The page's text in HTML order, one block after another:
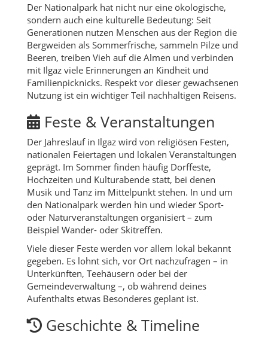
Der Nationalpark hat nicht nur eine ökologische,
sondern auch eine kulturelle Bedeutung: Seit
Generationen nutzen Menschen aus der Region die
Bergweiden als Sommerfrische, sammeln Pilze und
Beeren, treiben Vieh auf die Almen und verbinden
mit Ilgaz viele Erinnerungen an Kindheit und
Familienpicknicks. Respekt vor dieser gewachsenen
Nutzung ist ein wichtiger Teil nachhaltigen Reisens.
Feste & Veranstaltungen
Der Jahreslauf in Ilgaz wird von religiösen Festen,
nationalen Feiertagen und lokalen Veranstaltungen
geprägt. Im Sommer finden häufig Dorffeste,
Hochzeiten und Kulturabende statt, bei denen
Musik und Tanz im Mittelpunkt stehen. In und um
den Nationalpark werden hin und wieder Sport-
oder Naturveranstaltungen organisiert – zum
Beispiel Wander- oder Skitreffen.
Viele dieser Feste werden vor allem lokal bekannt
gegeben. Es lohnt sich, vor Ort nachzufragen – in
Unterkünften, Teehäusern oder bei der
Gemeindeverwaltung –, ob während deines
Aufenthalts etwas Besonderes geplant ist.
Geschichte & Timeline